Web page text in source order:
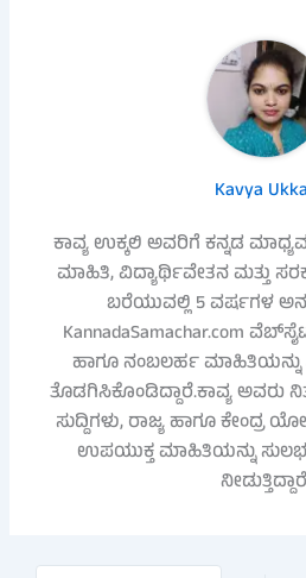
Kavya
ಕಾವ್ಯ ಉಕ್ಕಲಿ ಅವರಿಗೆ ಕನ್ನಡ
ಮಾಹಿತಿ, ವಿದ್ಯಾರ್ಥಿವೇತನ ಮತ್ತು
ಬರೆಯುವಲ್ಲಿ 5 ವರ್ಷಗಳ
KannadaSamachar.com
ಹಾಗೂ ನಂಬಲರ್ಹ ಮಾಹಿತಿಯನ್ನು
ತೊಡಗಿಸಿಕೊಂಡಿದ್ದಾರೆ.ಕಾವ್ಯ ಅವರು
ಸುದ್ದಿಗಳು, ರಾಜ್ಯ ಹಾಗೂ ಕೇಂದ್ರ
ಉಪಯುಕ್ತ ಮಾಹಿತಿಯನ್ನು ಸುಲಭ